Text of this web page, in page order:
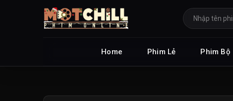
Home Phim Lẻ Phim Bộ